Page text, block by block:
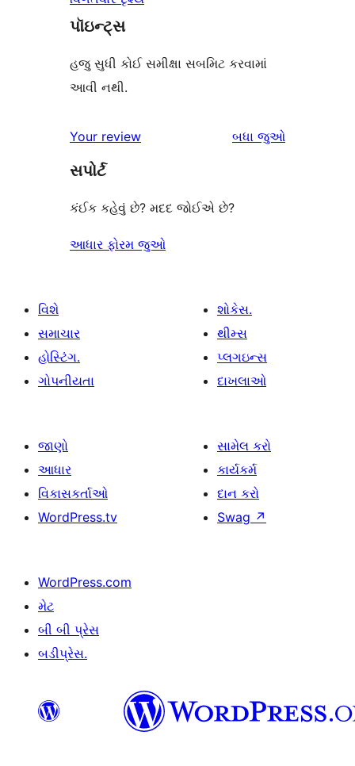
પૉઇન્ટ્સ
હજુ સુધી કોઈ સમીક્ષા સબમિટ કરવામાં
આવી નથી.
Your review બધા સમીક્ષાઓ
જુઓ
સપોર્ટ
કંઈક કહેવું છે? મદદ જોઈએ છે?
આધાર ફોરમ જુઓ
વિશે
સમાચાર
હોસ્ટિંગ.
ગોપનીયતા
શોકેસ.
થીમ્સ
પ્લગઇન્સ
દાખલાઓ
જાણો
આધાર
વિકાસકર્તાઓ
WordPress.tv
સામેલ કરો
કાર્યકર્મ
દાન કરો
Swag ↗
WordPress.com
મેટ
બી બી પ્રેસ
બડીપ્રેસ.